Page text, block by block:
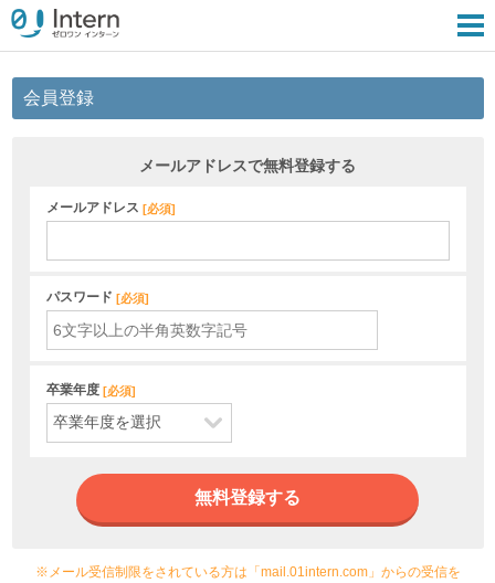
会員登録
メールアドレスで無料登録する
メールアドレス [必須]
パスワード [必須]
卒業年度 [必須]
無料登録する
※メール受信制限をされている方は「mail.01intern.com」からの受信を